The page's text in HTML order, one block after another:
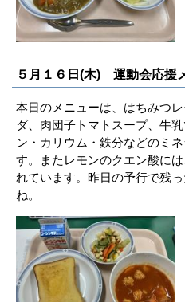
５月１６日(木) 運動会応援
本日のメニューは、はちみつ
ダ、肉団子トマトスープ、牛
ン・カリウム・鉄分などのミ
す。またレモンのクエン酸に
れています。昨日の予行で残
ね。